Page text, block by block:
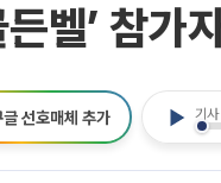
벨’ 참가
기사
글 선호매체 추가